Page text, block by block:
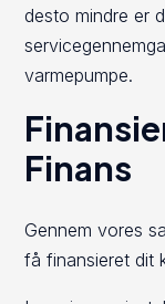
desto mindre er
varmepumpe.
Finans
Gennem vores
få finansieret dit